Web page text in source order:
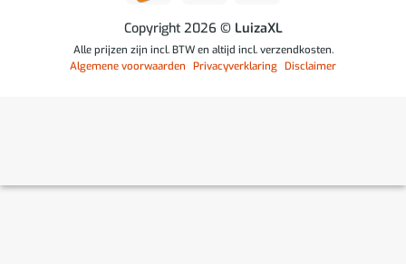
Copyright 2026 © LuizaXL
Alle prijzen zijn incl. BTW en altijd incl. verzendkosten.
Algemene voorwaarden Privacyverklaring Disclaimer